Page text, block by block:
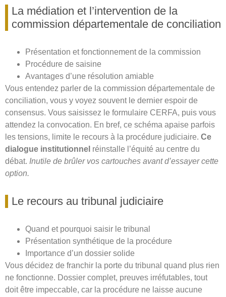
La médiation et l’intervention de la
commission départementale de conciliation
Présentation et fonctionnement de la commission
Procédure de saisine
Avantages d’une résolution amiable
Vous entendez parler de la commission départementale de
conciliation, vous y voyez souvent le dernier espoir de
consensus. Vous saisissez le formulaire CERFA, puis vous
attendez la convocation. En bref, ce schéma apaise parfois
les tensions, limite le recours à la procédure judiciaire. Ce
dialogue institutionnel réinstalle l’équité au centre du
débat. Inutile de brûler vos cartouches avant d’essayer cette
option.
Le recours au tribunal judiciaire
Quand et pourquoi saisir le tribunal
Présentation synthétique de la procédure
Importance d’un dossier solide
Vous décidez de franchir la porte du tribunal quand plus rien
ne fonctionne. Dossier complet, preuves irréfutables, tout
doit être impeccable, car la procédure ne laisse aucune